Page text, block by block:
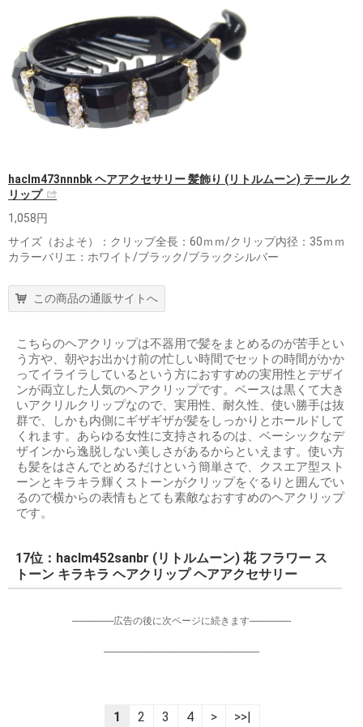
haclm473nnnbk ヘアアクセサリー 髪飾り (リトルムーン) テール ク
リップ
1,058円
サイズ（およそ）：クリップ全長：60ｍｍ/クリップ内径：35ｍｍ
カラーバリエ：ホワイト/ブラック/ブラックシルバー
この商品の通販サイトへ
こちらのヘアクリップは不器用で髪をまとめるのが苦手とい
う方や、朝やお出かけ前の忙しい時間でセットの時間がかか
ってイライラしているという方におすすめの実用性とデザイ
ンが両立した人気のヘアクリップです。ベースは黒くて大き
いアクリルクリップなので、実用性、耐久性、使い勝手は抜
群で、しかも内側にギザギザが髪をしっかりとホールドして
くれます。あらゆる女性に支持されるのは、ベーシックなデ
ザインから逸脱しない美しさがあるからといえます。使い方
も髪をはさんでとめるだけという簡単さで、クスエア型スト
ーンとキラキラ輝くストーンがクリップをぐるりと囲んでい
るので横からの表情もとても素敵なおすすめのヘアクリップ
です。
17位：haclm452sanbr (リトルムーン) 花 フラワー ス
トーン キラキラ ヘアクリップ ヘアアクセサリー
-----------------広告の後に次ページに続きます-----------------
----------------------------------------------------------------
1 2 3 4 > >>|